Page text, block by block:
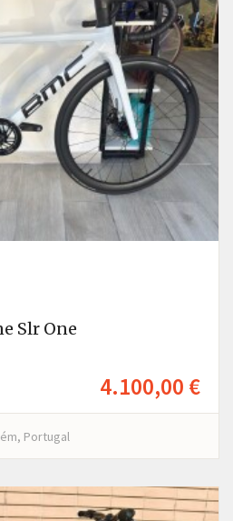
Slr One
4.100,00 €
Portugal